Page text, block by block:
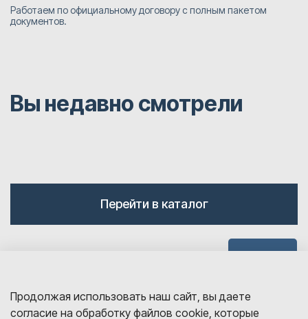
Работаем по официальному договору с полным пакетом
документов.
Вы недавно смотрели
Перейти в каталог
Продолжая использовать наш сайт, вы даете
согласие на обработку файлов cookie, которые